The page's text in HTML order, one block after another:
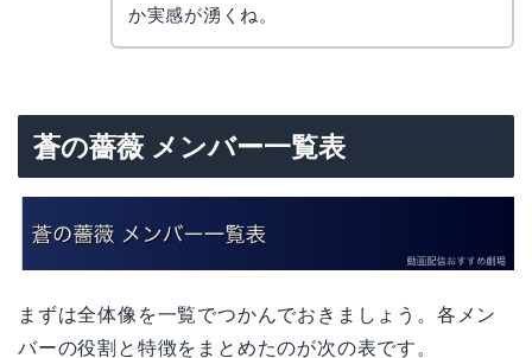
か実感が湧くね。
蒼の薔薇 メンバー一覧表
まずは全体像を一覧でつかんでおきましょう。各メン
バーの役割と特徴をまとめたのが次の表です。